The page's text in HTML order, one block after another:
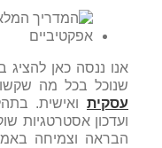
אנו ננסה כאן
שנוכל בכל מה
עסקית ואישית.
ועדכון אסטרטגיות
הבראה וצמיחה